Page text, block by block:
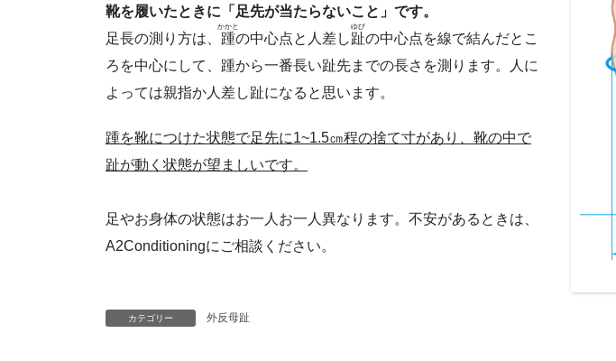
靴を履いたときに「足先が当たらないこと」です。
足長の測り方は、 踵
かかと
の中心点と人差し趾
ゆび
の中心点を線で結んだとこ
ろを中心にして、踵から一番長い趾先までの長さを測ります。人に
よっては親指か人差し趾になると思います。
踵を靴につけた状態で足先に1~1.5㎝程の捨て寸があり、靴の中で
趾が動く状態が望ましいです。
足やお身体の状態はお一人お一人異なります。不安があるときは、
A2Conditioningにご相談ください。
カテゴリー 外反母趾